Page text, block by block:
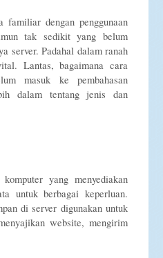
dengan penggunaan
tak sedikit yang belum
server. Padahal dalam ranah
Lantas, bagaimana cara
masuk ke pembahasan
dalam tentang jenis dan
yang menyediakan
untuk berbagai keperluan.
di server digunakan untuk
website, mengirim